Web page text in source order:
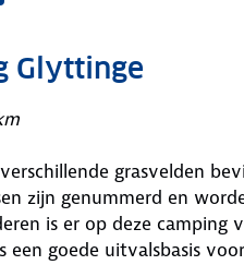
Glyttinge
grasvelden
zijn genummerd en
is er op deze camping
een goede uitvalsbasis